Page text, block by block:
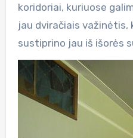
koridoriai, kuriuose
jau dviračiais važinėtis,
sustiprino jau iš išorės